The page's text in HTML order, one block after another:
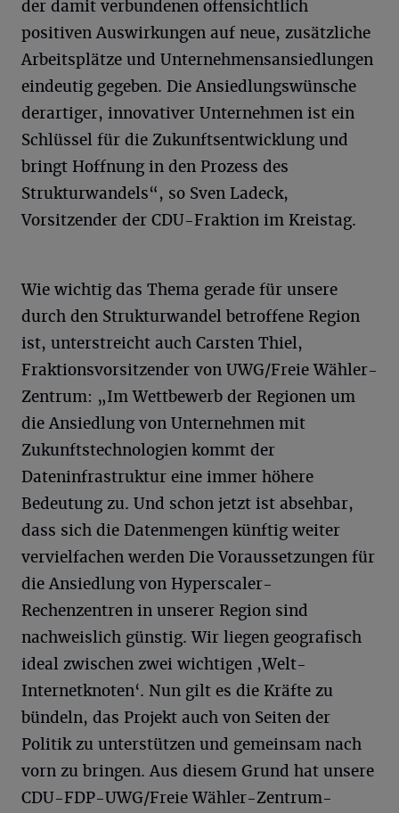
der damit verbundenen offensichtlich
positiven Auswirkungen auf neue, zusätzliche
Arbeitsplätze und Unternehmensansiedlungen
eindeutig gegeben. Die Ansiedlungswünsche
derartiger, innovativer Unternehmen ist ein
Schlüssel für die Zukunftsentwicklung und
bringt Hoffnung in den Prozess des
Strukturwandels“, so Sven Ladeck,
Vorsitzender der CDU-Fraktion im Kreistag.
Wie wichtig das Thema gerade für unsere
durch den Strukturwandel betroffene Region
ist, unterstreicht auch Carsten Thiel,
Fraktionsvorsitzender von UWG/Freie Wähler-
Zentrum: „Im Wettbewerb der Regionen um
die Ansiedlung von Unternehmen mit
Zukunftstechnologien kommt der
Dateninfrastruktur eine immer höhere
Bedeutung zu. Und schon jetzt ist absehbar,
dass sich die Datenmengen künftig weiter
vervielfachen werden Die Voraussetzungen für
die Ansiedlung von Hyperscaler-
Rechenzentren in unserer Region sind
nachweislich günstig. Wir liegen geografisch
ideal zwischen zwei wichtigen ,Welt-
Internetknoten‘. Nun gilt es die Kräfte zu
bündeln, das Projekt auch von Seiten der
Politik zu unterstützen und gemeinsam nach
vorn zu bringen. Aus diesem Grund hat unsere
CDU-FDP-UWG/Freie Wähler-Zentrum-